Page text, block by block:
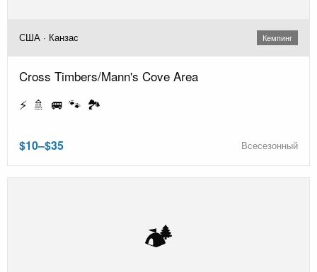
США · Канзас Кемпинг
Cross Timbers/Mann's Cove Area
⚡ 🚿 🚐 🐾 🏞️
$10–$35 Всесезонный
🏕️